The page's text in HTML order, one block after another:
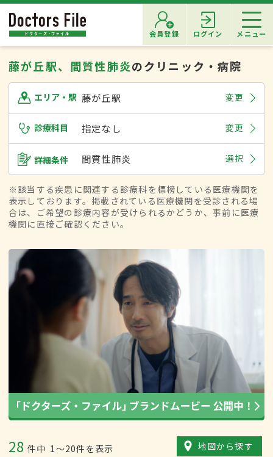
会員登録 ログイン メニュー
藤が丘駅、間質性肺炎のクリニック・病院
エリア・駅 藤が丘駅 変更
診療科目 指定なし 変更
詳細条件 間質性肺炎 選択
※該当する疾患に関連する診療科を標榜している医療機関を
表示しております。掲載されている医療機関を受診される場
合は、ご希望の診療内容が受けられるかどうか、事前に医療
機関に直接ご確認ください。
28 件中 1〜20件を表示 地図から探す